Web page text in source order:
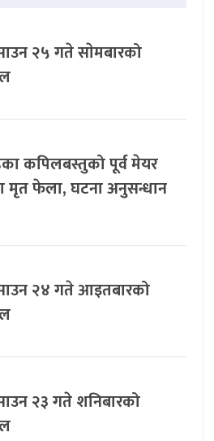
२५ गते साेमबारको
कपिलबस्तुको पूर्व मेयर
फेला, घटना अनुसन्धान
२४ गते आइतबारको
२३ गते शनिबारको